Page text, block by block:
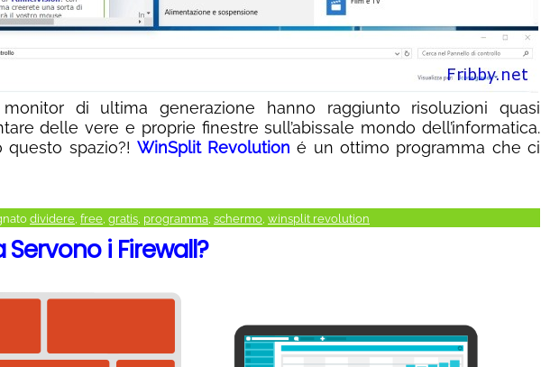
di ultima generazione hanno raggiunto risoluzioni quasi
delle vere e proprie finestre sull’abissale mondo dell’informatica.
spazio?! WinSplit Revolution é un ottimo programma che ci
dividere, free, gratis, programma, schermo, winsplit revolution
i Firewall?